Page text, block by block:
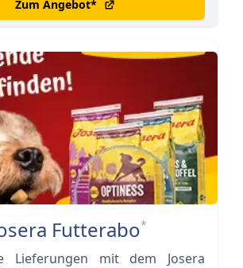
Zum Angebot*
Futterabo*
Lieferungen mit dem Josera